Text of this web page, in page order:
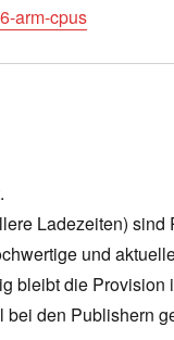
arm-cpus
Ladezeiten) sind
und
bleibt die
bei den Publishern